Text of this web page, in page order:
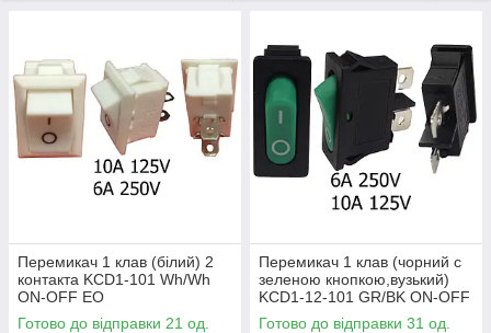
Перемикач 1 клав (білий) 2
контакта KCD1-101 Wh/Wh
ON-OFF ЕО
Готово до відправки 21 од.
Перемикач 1 клав (чорний с
зеленою кнопкою,вузький)
KCD1-12-101 GR/BK ON-OFF
EO
Готово до відправки 31 од.